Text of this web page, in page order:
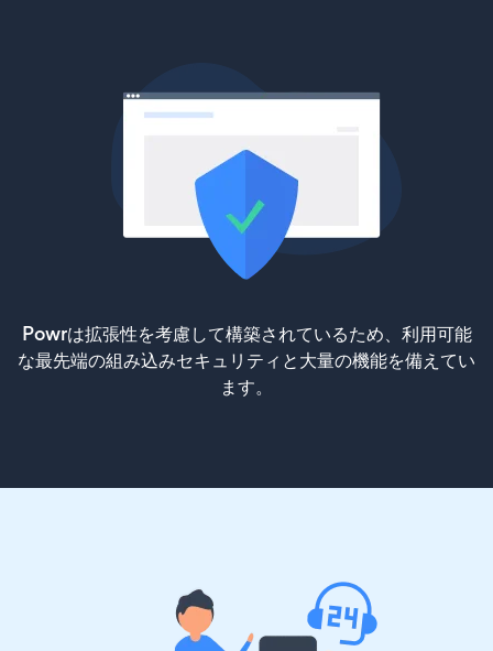
Powrは拡張性を考慮して構築されているため、利用可能
な最先端の組み込みセキュリティと大量の機能を備えてい
ます。